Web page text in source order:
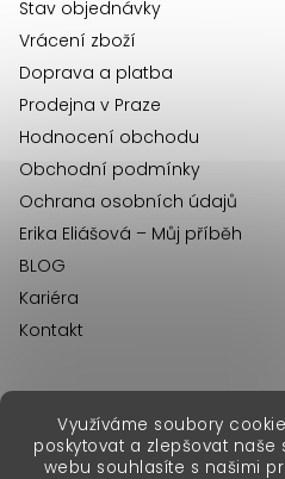
Využíváme soubory
poskytovat a zlepšovat naše
webu souhlasíte s našimi
Stav objednávky
Vrácení zboží
Doprava a platba
Prodejna v Praze
Hodnocení obchodu
Obchodní podmínky
Ochrana osobních údajů
Erika Eliášová – Můj příběh
BLOG
Kariéra
Kontakt
Copyright 2026Erika Fashion.